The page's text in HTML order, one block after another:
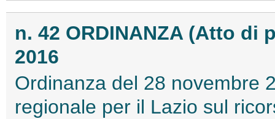
n. 42 ORDINANZA (Atto di
2016
Ordinanza del 28 novembre
regionale per il Lazio sul